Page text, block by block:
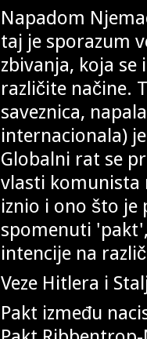
Napadom
taj je sporazum
zbivanja, koja
različite načine.
saveznica,
internacionala)
Globalni rat se
vlasti komunista
iznio i ono što je
spomenuti
intencije na
Veze Hitlera i
Pakt između